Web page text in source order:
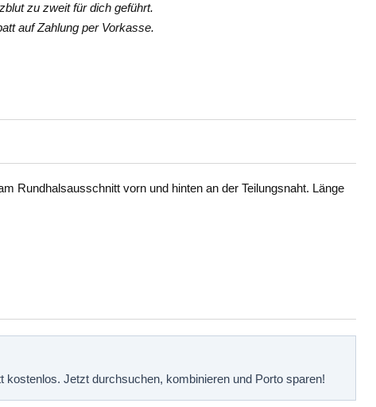
zu zweit für dich geführt.
auf Zahlung per Vorkasse.
Rundhalsausschnitt vorn und hinten an der Teilungsnaht. Länge
Jetzt durchsuchen, kombinieren und Porto sparen!